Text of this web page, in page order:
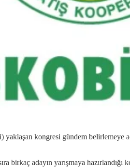
yaklaşan kongresi gündem belirlemeye
birkaç adayın yarışmaya